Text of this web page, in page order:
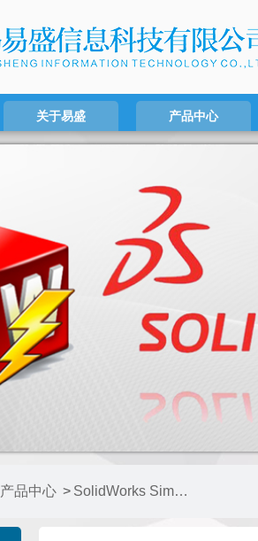
关于易盛 产品中心
产品中心 > SolidWorks Simulation